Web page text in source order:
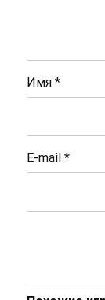
Имя *
E-mail *